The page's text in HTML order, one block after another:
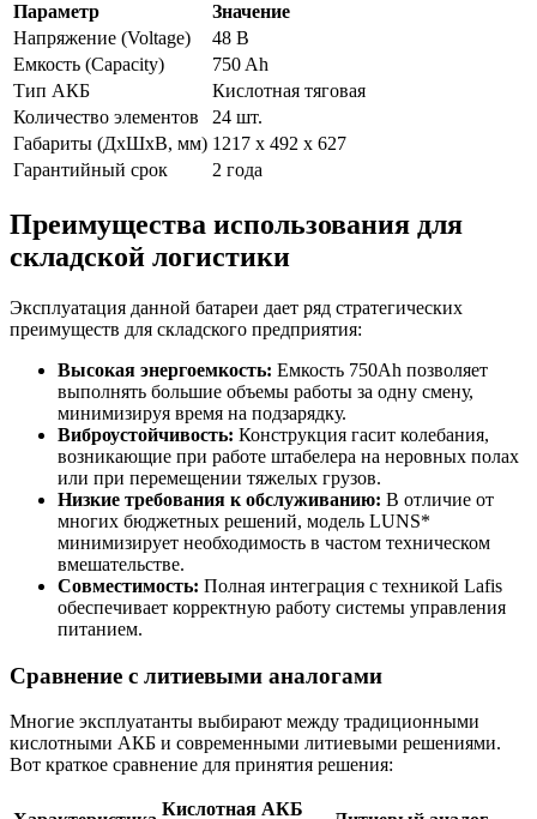
Параметр
Значение
Напряжение (Voltage)
48 В
Емкость (Capacity)
750 Ah
Тип АКБ
Кислотная тяговая
Количество элементов
24 шт.
Габариты (ДхШхВ, мм) 1217 x 492 x 627
Гарантийный срок
2 года
Преимущества использования для
складской логистики
Эксплуатация данной батареи дает ряд стратегических
преимуществ для складского предприятия:
Высокая энергоемкость: Емкость 750Ah позволяет
выполнять большие объемы работы за одну смену,
минимизируя время на подзарядку.
Виброустойчивость: Конструкция гасит колебания,
возникающие при работе штабелера на неровных полах
или при перемещении тяжелых грузов.
Низкие требования к обслуживанию: В отличие от
многих бюджетных решений, модель LUNS*
минимизирует необходимость в частом техническом
вмешательстве.
Совместимость: Полная интеграция с техникой Lafis
обеспечивает корректную работу системы управления
питанием.
Сравнение с литиевыми аналогами
Многие эксплуатанты выбирают между традиционными
кислотными АКБ и современными литиевыми решениями.
Вот краткое сравнение для принятия решения:
Кислотная АКБ